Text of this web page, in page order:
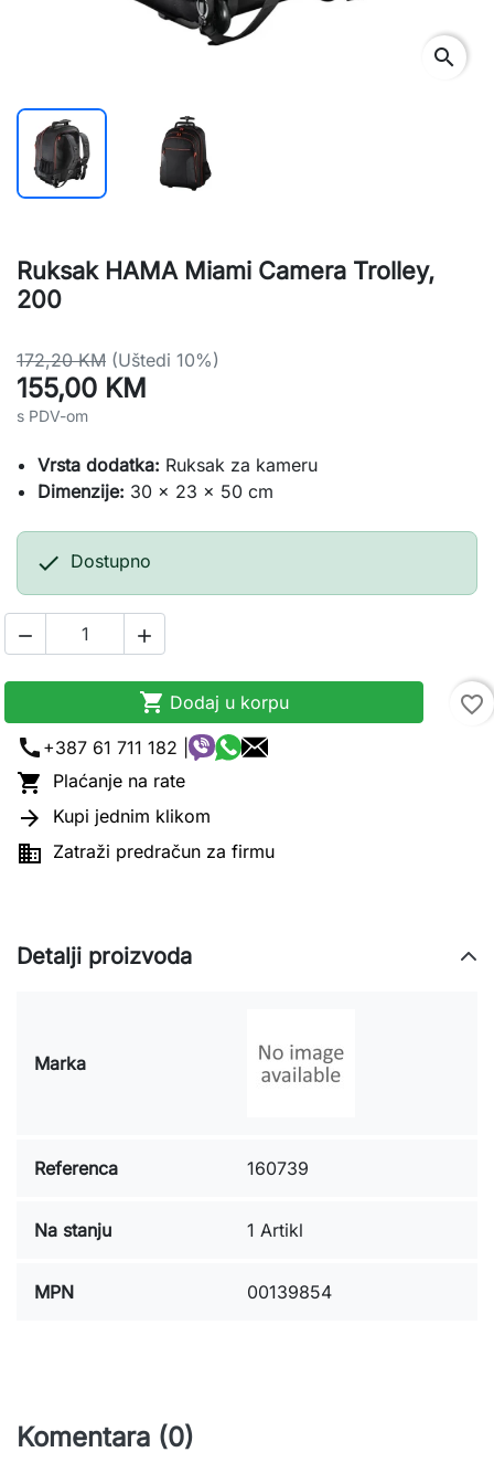
search
Ruksak HAMA Miami Camera Trolley,
200
172,20 KM (Uštedi 10%)
155,00 KM
s PDV-om
Vrsta dodatka: Ruksak za kameru
Dimenzije: 30 x 23 x 50 cm
 Dostupno
 
 Dodaj u korpu
favorite_border
call +387 61 711 182 |
 Plaćanje na rate
 Kupi jednim klikom
 Zatraži predračun za firmu
Detalji proizvoda
Marka
Referenca 160739
Na stanju 1 Artikl
MPN 00139854
Komentara (0)